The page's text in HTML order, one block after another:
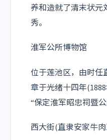
养和造就了清末状元
秀。
淮军公所博物馆
位于莲池区，由时任
章于光绪十四年
“保定淮军昭忠祠暨公
西大街(直隶安家牛